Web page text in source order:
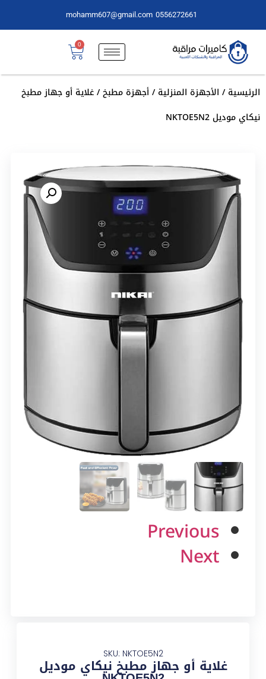
0556272661
mohamm607@gmail.com
0
الرئيسية/ الأجهزة المنزلية/أجهزة مطبخ/ غلاية أو جهاز مطبخ
نيكاي موديل NKTOE5N2
Previous
Next
SKU: NKTOE5N2
غلاية أو جهاز مطبخ نيكاي موديل